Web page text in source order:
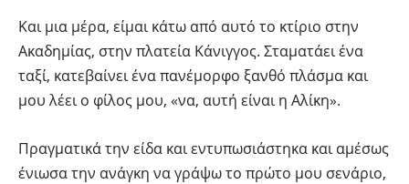
Και μια μέρα, είμαι κάτω από αυτό το κτίριο στην
Ακαδημίας, στην πλατεία Κάνιγγος. Σταματάει ένα
ταξί, κατεβαίνει ένα πανέμορφο ξανθό πλάσμα και
μου λέει ο φίλος μου, «να, αυτή είναι η Αλίκη».
Πραγματικά την είδα και εντυπωσιάστηκα και αμέσως
ένιωσα την ανάγκη να γράψω το πρώτο μου σενάριο,